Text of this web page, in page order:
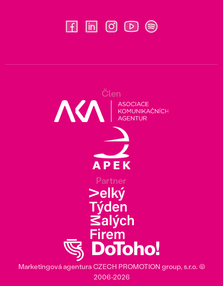
Člen
Partner
Marketingová agenturaCZECH PROMOTION group, s.r.o. ©
2006‎-‎2026